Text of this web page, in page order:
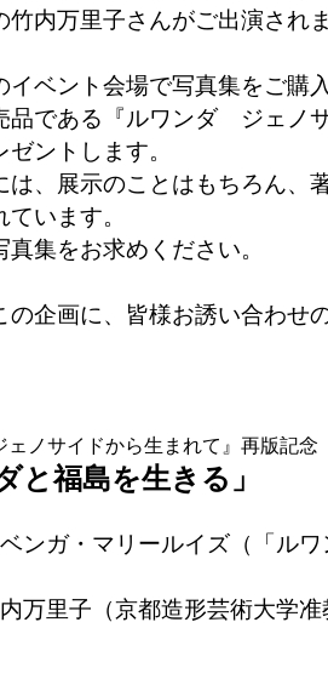
竹内万里子さんがご出演され
イベント会場で写真集をご購
品である『ルワンダ ジェノ
ントします。
は、展示のことはもちろん、
います。
集をお求めください。
の企画に、皆様お誘い合わせ
ノサイドから生まれて』再版記念
と福島を生きる」
ンガ・マリールイズ（「ル
万里子（京都造形芸術大学